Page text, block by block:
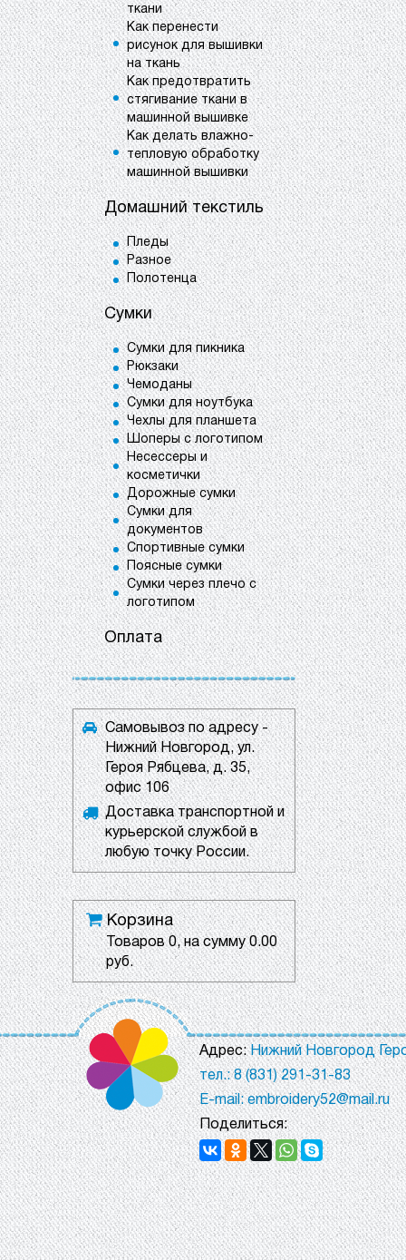
ткани
Как перенести
рисунок для вышивки
на ткань
Как предотвратить
стягивание ткани в
машинной вышивке
Как делать влажно-
тепловую обработку
машинной вышивки
Домашний текстиль
Пледы
Разное
Полотенца
Сумки
Сумки для пикника
Рюкзаки
Чемоданы
Сумки для ноутбука
Чехлы для планшета
Шоперы с логотипом
Несессеры и
косметички
Дорожные сумки
Сумки для
документов
Спортивные сумки
Поясные сумки
Сумки через плечо с
логотипом
Оплата
Самовывоз по адресу -
Нижний Новгород, ул.
Героя Рябцева, д. 35,
офис 106
Доставка транспортной и
курьерской службой в
любую точку России.
Корзина
Товаров0, на сумму0.00
руб.
Адрес:Нижний Новгород
тел.: 8 (831) 291-31-83
E-mail: embroidery52@mail.ru
Поделиться: